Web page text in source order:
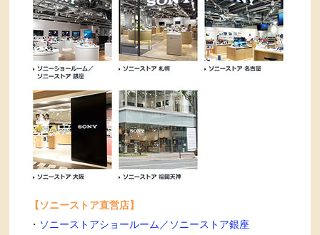
【ソニーストア直営店】
・ ソニーストアショールーム／ソニーストア銀座